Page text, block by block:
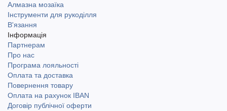
Алмазна мозаїка
Інструменти для рукоділля
В'язання
Інформація
Партнерам
Про нас
Програма лояльності
Оплата та доставка
Повернення товару
Оплата на рахунок IBAN
Договір публічної оферти